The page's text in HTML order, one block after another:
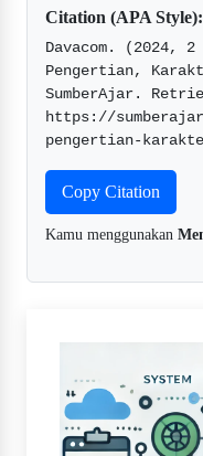
Citation (APA Style):
Davacom. (2024,
Pengertian,
SumberAjar.
https://
pengertian-
Copy Citation
Kamu menggunakan